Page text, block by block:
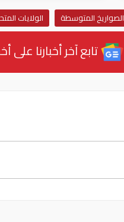
الصواريخ المتوسطة الولايات
تابع آخر أخبارنا على